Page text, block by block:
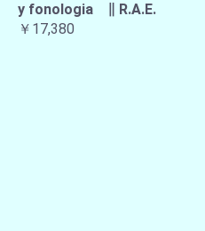
y fonologia ∥ R.A.E.
￥17,380